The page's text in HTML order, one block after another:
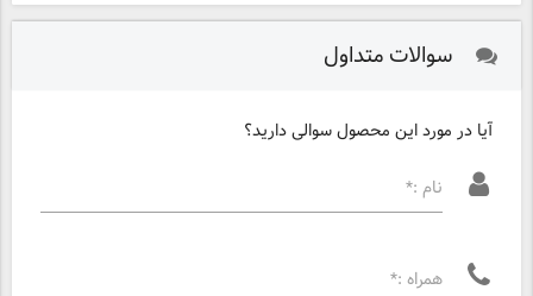
سوالات متداول
آیا در مورد این محصول سوالی دارید؟
نام :*
همراه :*